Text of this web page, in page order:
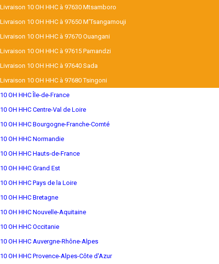
Livraison 10 OH HHC à 97630 Mtsamboro
Livraison 10 OH HHC à 97650 M'Tsangamouji
Livraison 10 OH HHC à 97670 Ouangani
Livraison 10 OH HHC à 97615 Pamandzi
Livraison 10 OH HHC à 97640 Sada
Livraison 10 OH HHC à 97680 Tsingoni
10 OH HHC Île-de-France
10 OH HHC Centre-Val de Loire
10 OH HHC Bourgogne-Franche-Comté
10 OH HHC Normandie
10 OH HHC Hauts-de-France
10 OH HHC Grand Est
10 OH HHC Pays de la Loire
10 OH HHC Bretagne
10 OH HHC Nouvelle-Aquitaine
10 OH HHC Occitanie
10 OH HHC Auvergne-Rhône-Alpes
10 OH HHC Provence-Alpes-Côte d'Azur